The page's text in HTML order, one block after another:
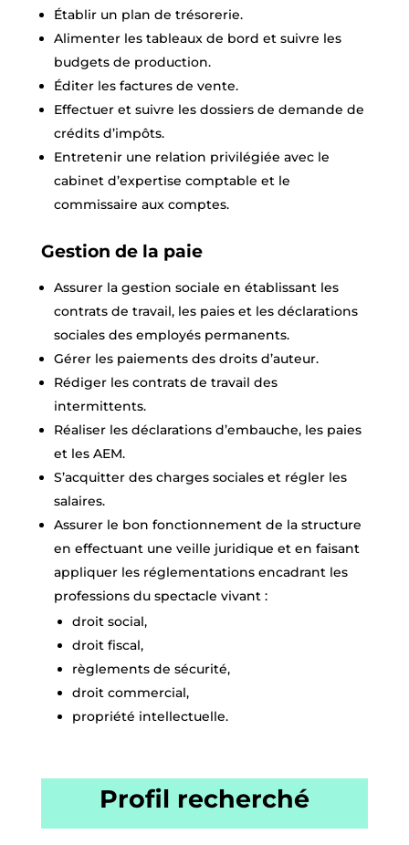
Établir un plan de trésorerie.
Alimenter les tableaux de bord et suivre les
budgets de production.
Éditer les factures de vente.
Effectuer et suivre les dossiers de demande de
crédits d’impôts.
Entretenir une relation privilégiée avec le
cabinet d’expertise comptable et le
commissaire aux comptes.
Gestion de la paie
Assurer la gestion sociale en établissant les
contrats de travail, les paies et les déclarations
sociales des employés permanents.
Gérer les paiements des droits d’auteur.
Rédiger les contrats de travail des
intermittents.
Réaliser les déclarations d’embauche, les paies
et les AEM.
S’acquitter des charges sociales et régler les
salaires.
Assurer le bon fonctionnement de la structure
en effectuant une veille juridique et en faisant
appliquer les réglementations encadrant les
professions du spectacle vivant :
droit social,
droit fiscal,
règlements de sécurité,
droit commercial,
propriété intellectuelle.
Profil recherché